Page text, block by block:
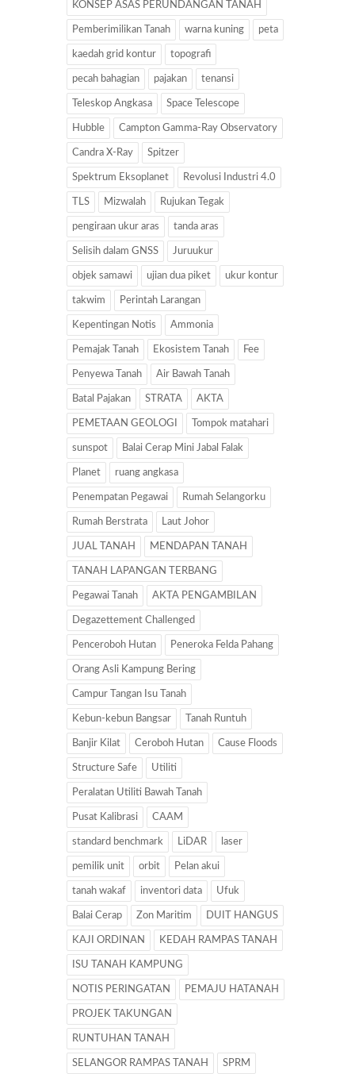
KONSEP ASAS PERUNDANGAN TANAH
Pemberimilikan Tanah warna kuning peta
kaedah grid kontur topografi
pecah bahagian pajakan tenansi
Teleskop Angkasa Space Telescope
Hubble Campton Gamma-Ray Observatory
Candra X-Ray Spitzer
Spektrum Eksoplanet Revolusi Industri 4.0
TLS Mizwalah Rujukan Tegak
pengiraan ukur aras tanda aras
Selisih dalam GNSS Juruukur
objek samawi ujian dua piket ukur kontur
takwim Perintah Larangan
Kepentingan Notis Ammonia
Pemajak Tanah Ekosistem Tanah Fee
Penyewa Tanah Air Bawah Tanah
Batal Pajakan STRATA AKTA
PEMETAAN GEOLOGI Tompok matahari
sunspot Balai Cerap Mini Jabal Falak
Planet ruang angkasa
Penempatan Pegawai Rumah Selangorku
Rumah Berstrata Laut Johor
JUAL TANAH MENDAPAN TANAH
TANAH LAPANGAN TERBANG
Pegawai Tanah AKTA PENGAMBILAN
Degazettement Challenged
Penceroboh Hutan Peneroka Felda Pahang
Orang Asli Kampung Bering
Campur Tangan Isu Tanah
Kebun-kebun Bangsar Tanah Runtuh
Banjir Kilat Ceroboh Hutan Cause Floods
Structure Safe Utiliti
Peralatan Utiliti Bawah Tanah
Pusat Kalibrasi CAAM
standard benchmark LiDAR laser
pemilik unit orbit Pelan akui
tanah wakaf inventori data Ufuk
Balai Cerap Zon Maritim DUIT HANGUS
KAJI ORDINAN KEDAH RAMPAS TANAH
ISU TANAH KAMPUNG
NOTIS PERINGATAN PEMAJU HATANAH
PROJEK TAKUNGAN
RUNTUHAN TANAH
SELANGOR RAMPAS TANAH SPRM